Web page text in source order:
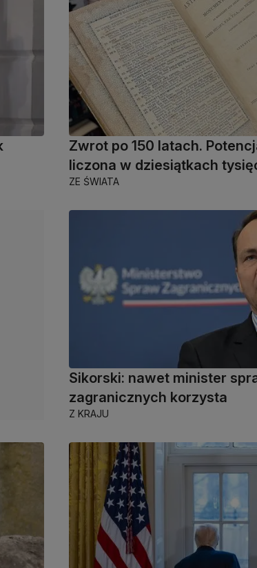
Zwrot po 150 latach.
liczona w dziesiątkach
ZE ŚWIATA
Sikorski: nawet minister
zagranicznych korzysta
Z KRAJU